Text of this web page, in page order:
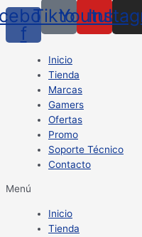
f
TiktokYoutube
Inicio
Tienda
Marcas
Gamers
Ofertas
Promo
Soporte Técnico
Contacto
Menú
Inicio
Tienda